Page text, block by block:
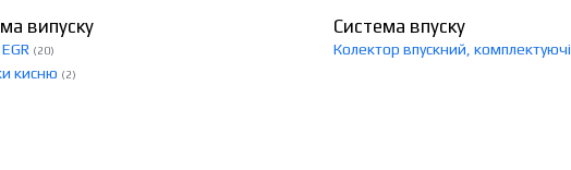
випуску
(20)
кисню (2)
Система впуску
Колектор впускний, комплектуючі